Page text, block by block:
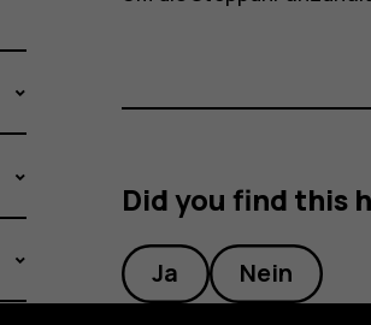
Did you find this
Ja Nein